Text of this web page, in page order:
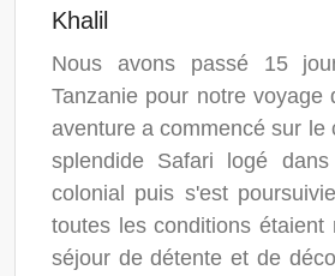
Khalil
Nous avons passé 15
Tanzanie pour notre voyage
aventure a commencé sur le
splendide Safari logé
colonial puis s'est
toutes les conditions étaient
séjour de détente et de